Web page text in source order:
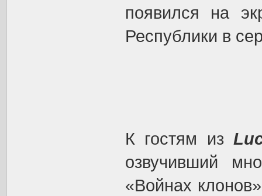
появился на
Республики в
К гостям из
озвучивший
«Войнах